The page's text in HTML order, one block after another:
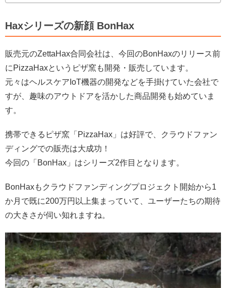
Haxシリーズの新顔 BonHax
販売元のZettaHax合同会社は、今回のBonHaxのリリース前
にPizzaHaxというピザ窯も開発・販売しています。
元々はヘルスケアIoT機器の開発などを手掛けていた会社で
すが、趣味のアウトドアを活かした商品開発も始めていま
す。
携帯できるピザ窯「PizzaHax」は好評で、クラウドファン
ディングでの販売は大成功！
今回の「BonHax」はシリーズ2作目となります。
BonHaxもクラウドファンディングプロジェクト開始から1
か月で既に200万円以上集まっていて、ユーザーたちの期待
の大きさが伺い知れますね。